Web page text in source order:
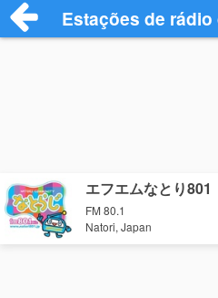
Estações de
エフエムなとり801
FM 80.1
Natori, Japan